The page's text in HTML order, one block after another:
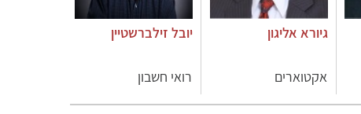
גיורא אליגון
אקטוארים
יובל זילברשטיין
רואי חשבון